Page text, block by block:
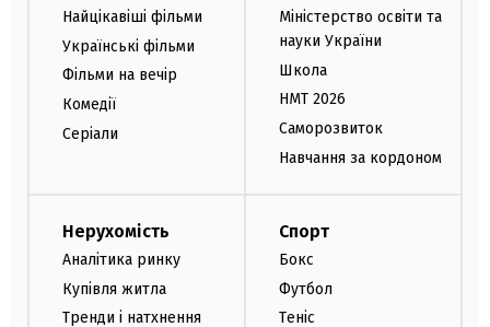
Найцікавіші фільми
Українські фільми
Фільми на вечір
Комедії
Серіали
Міністерство освіти та
науки України
Школа
НМТ 2026
Саморозвиток
Навчання за кордоном
Нерухомість
Аналітика ринку
Купівля житла
Тренди і натхнення
Спорт
Бокс
Футбол
Теніс